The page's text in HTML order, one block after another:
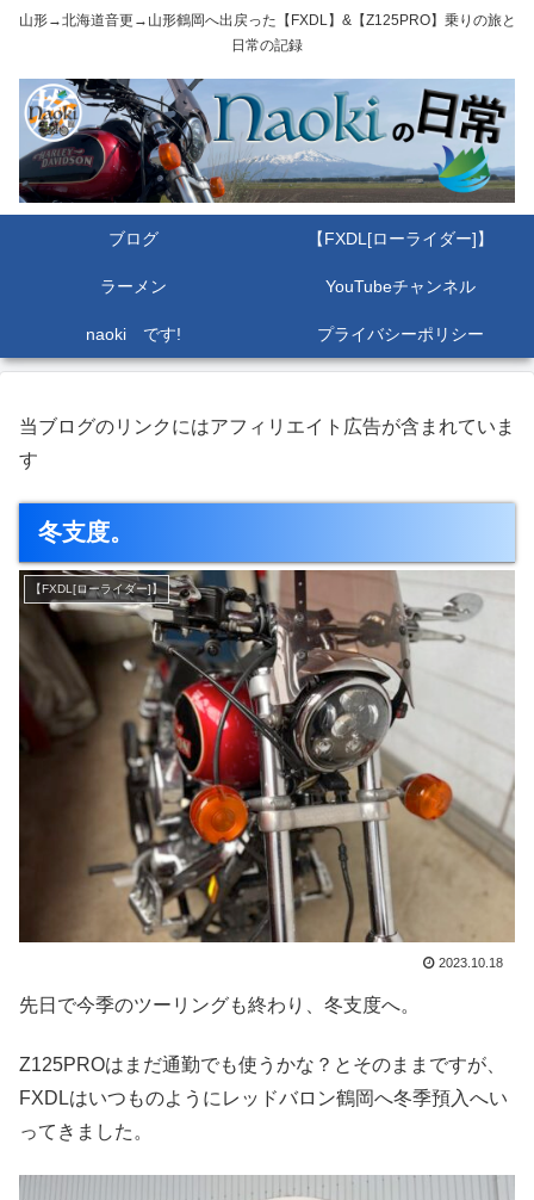
山形→北海道音更→山形鶴岡へ出戻った【FXDL】&【Z125PRO】乗りの旅と
日常の記録
ブログ 【FXDL[ローライダー]】
ラーメン YouTubeチャンネル
naoki です! プライバシーポリシー
当ブログのリンクにはアフィリエイト広告が含まれていま
す
冬支度。
【FXDL[ローライダー]】
2023.10.18
先日で今季のツーリングも終わり、冬支度へ。
Z125PROはまだ通勤でも使うかな？とそのままですが、
FXDLはいつものようにレッドバロン鶴岡へ冬季預入へい
ってきました。